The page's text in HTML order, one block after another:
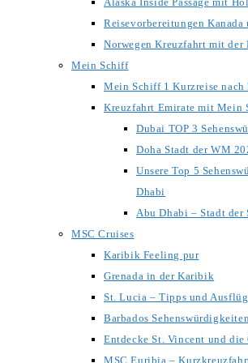
Reisevorbereitungen Kanada
Norwegen Kreuzfahrt mit der
Mein Schiff
Mein Schiff 1 Kurzreise nach
Kreuzfahrt Emirate mit Mein
Dubai TOP 3
Doha Stadt der WM
Unsere Top 5
Dhabi
Abu Dhabi – Stadt der
MSC Cruises
Karibik Feeling pur
Grenada in der Karibik
St. Lucia – Tipps und
Barbados
Entdecke St. Vincent und die
MSC Euribia –